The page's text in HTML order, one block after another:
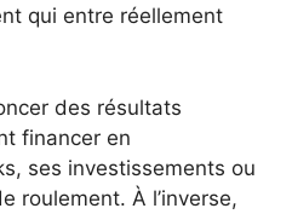
qui entre réellement
des résultats
financer en
ses investissements ou
roulement. À l’inverse,